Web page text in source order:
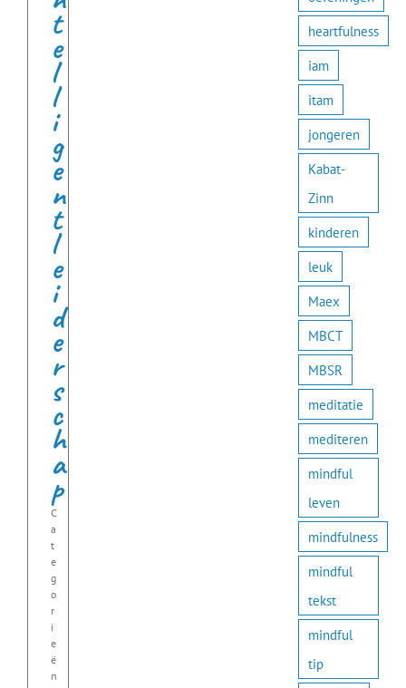
t
e
l
l
i
g
e
n
t
l
e
i
d
e
r
s
c
h
a
p
C
a
t
e
g
o
r
i
e
ë
n
heartfulness
iam
itam
jongeren
Kabat-
Zinn
kinderen
leuk
Maex
MBCT
MBSR
meditatie
mediteren
mindful
leven
mindfulness
mindful
tekst
mindful
tip